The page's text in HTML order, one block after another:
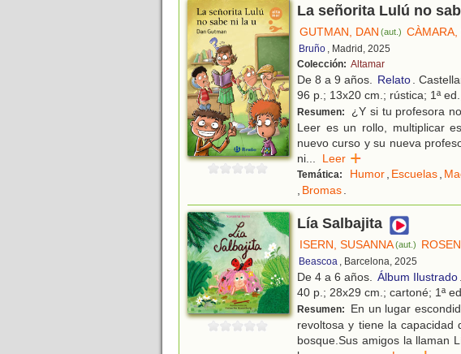
La señorita Lulú no
GUTMAN, DAN (aut.) CÀMARA,
Bruño , Madrid, 2025
Colección: Altamar
De 8 a 9 años. Relato.
96 p.; 13x20 cm.; rústica; 1ª
Resumen:
¿Y si tu profesora
Leer es un rollo, multiplicar
nuevo curso y su nueva
ni... Leer
Temática: Humor, Escuelas,
, Bromas.
Lía Salbajita
ISERN, SUSANNA(aut.)
Beascoa , Barcelona, 2025
De 4 a 6 años. Álbum Ilustrado
40 p.; 28x29 cm.; cartoné; 1ª
Resumen:
En un lugar
revoltosa y tiene la
bosque.Sus amigos la llaman